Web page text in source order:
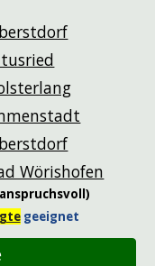
Wörishofen
geeignet